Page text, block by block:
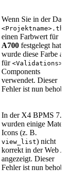
Wenn Sie in der
einen Farbwert für
A700 festgelegt
wurde diese Farbe
für <Validations>
Components
verwendet. Dieser
Fehler ist nun
In der X4 BPMS
wurden einige
Icons (z. B.
view_list) nicht
korrekt in der Web
angezeigt. Dieser
Fehler ist nun